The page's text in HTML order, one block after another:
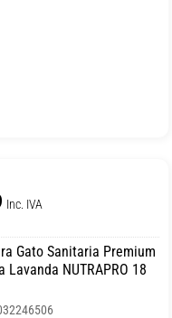
Inc. IVA
Gato Sanitaria Premium
Lavanda NUTRAPRO 18